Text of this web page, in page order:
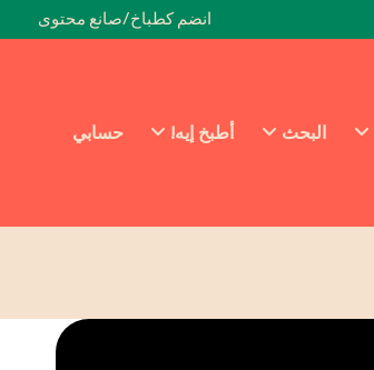
انضم كطباخ/صانع محتوى
البحث أطبخ إيه! حسابي